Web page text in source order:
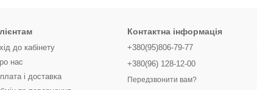
до кабінету
нас
і доставка
Контактна інформація
+380(95)806-79-77
+380(96) 128-12-00
Передзвонити вам?